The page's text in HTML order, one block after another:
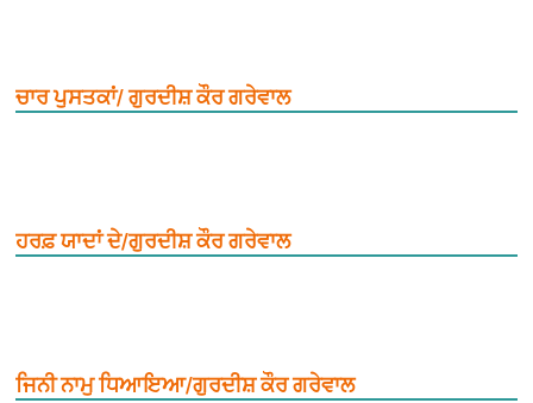
ਚਾਰ ਪੁਸਤਕਾਂ/ ਗੁਰਦੀਸ਼ ਕੌਰ ਗਰੇਵਾਲ
ਹਰਫ਼ ਯਾਦਾਂ ਦੇ/ਗੁਰਦੀਸ਼ ਕੌਰ ਗਰੇਵਾਲ
ਜਿਨੀ ਨਾਮੁ ਧਿਆਇਆ/ਗੁਰਦੀਸ਼ ਕੌਰ ਗਰੇਵਾਲ